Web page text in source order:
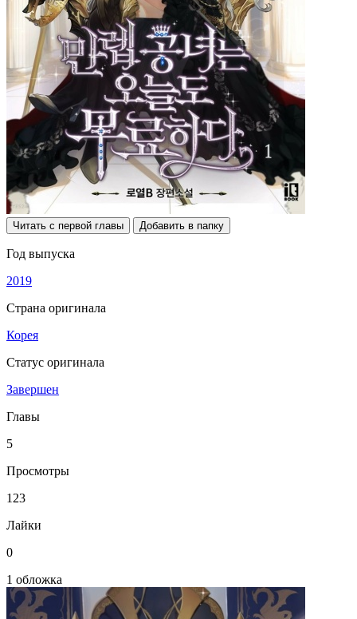
Читать с первой главы Добавить в папку
Год выпуска
2019
Страна оригинала
Корея
Статус оригинала
Завершен
Главы
5
Просмотры
123
Лайки
0
1 обложка